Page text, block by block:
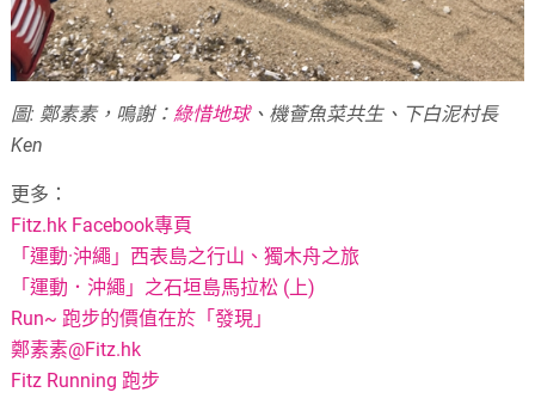
圖: 鄭素素，鳴謝：綠惜地球、機薈魚菜共生、下白泥村長
Ken
更多：
Fitz.hk Facebook專頁
「運動·沖繩」西表島之行山、獨木舟之旅
「運動．沖繩」之石垣島馬拉松 (上)
Run~ 跑步的價值在於「發現」
鄭素素@Fitz.hk
Fitz Running 跑步